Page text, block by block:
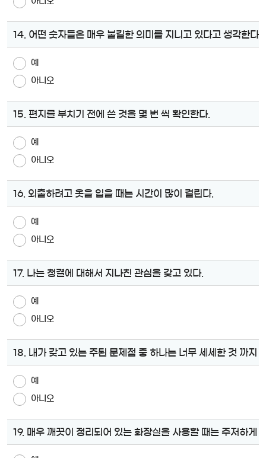
14. 어떤 숫자들은 매우 불길한 의미를 지니고 있다고 생각한다.
예
아니오
15. 편지를 부치기 전에 쓴 것을 몇 번 씩 확인한다.
예
아니오
16. 외출하려고 옷을 입을 때는 시간이 많이 걸린다.
예
아니오
17. 나는 청결에 대해서 지나친 관심을 갖고 있다.
예
아니오
18. 내가 갖고 있는 주된 문제점 중 하나는 너무 세세한 것 까지
예
아니오
19. 매우 깨끗이 정리되어 있는 화장실을 사용할 때는 주저하게